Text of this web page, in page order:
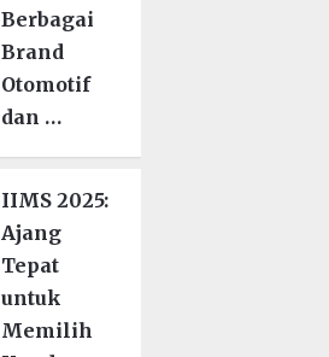
Berbagai
Brand
Otomotif
dan …
IIMS 2025:
Ajang
Tepat
untuk
Memilih